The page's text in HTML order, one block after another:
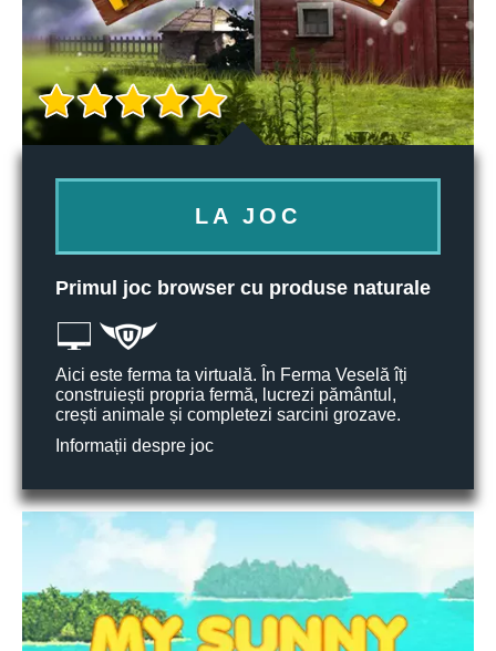
LA JOC
Primul joc browser cu produse naturale
Aici este ferma ta virtuală. În Ferma Veselă îți
construiești propria fermă, lucrezi pământul,
crești animale și completezi sarcini grozave.
Informații despre joc